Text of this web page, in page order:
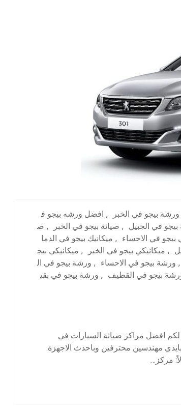
بيجو في الخبر , افضل ورشه بيجو ف
بيجو في الجبيل , صيانة بيجو في الخبر , ص
بيجو في الاحساء , ميكانيك بيجو في الدما
, ميكانيكي بيجو في الخبر , ميكانيكي بيج
, ورشة بيجو في الاحساء , ورشة بيجو في ال
بيجو في القطيف , ورشة بيجو في بقي
لكم افضل مراكز صيانة السيارات في
مهندسين محترفين وباحدث الاجهزة
مركز…